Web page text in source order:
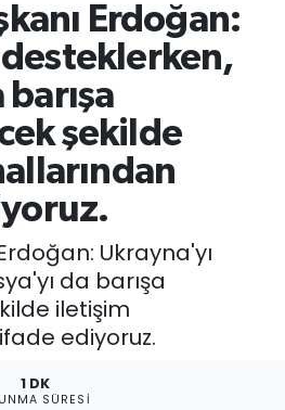
Erdoğan:
barışa
şekilde
Ukrayna'yı
da barışa
iletişim
ediyoruz.
1 DK
SÜRESI